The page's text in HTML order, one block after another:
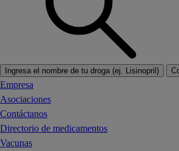
Ingresa el nombre de tu droga (ej. Lisinopril)
Empresa
Asociaciones
Contáctanos
Directorio de medicamentos
Vacunas